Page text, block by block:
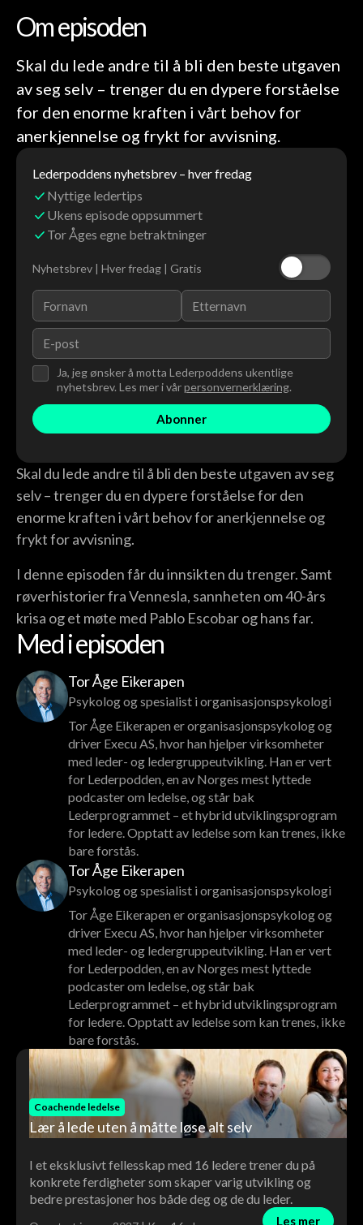
Om episoden
Skal du lede andre til å bli den beste utgaven
av seg selv – trenger du en dypere forståelse
for den enorme kraften i vårt behov for
anerkjennelse og frykt for avvisning.
Lederpoddens nyhetsbrev – hver fredag
Nyttige ledertips
Ukens episode oppsummert
Tor Åges egne betraktninger
Nyhetsbrev | Hver fredag | Gratis
Ja, jeg ønsker å motta Lederpoddens ukentlige
nyhetsbrev. Les mer i vårpersonvernerklæring.
Skal du lede andre til å bli den beste utgaven av seg
selv – trenger du en dypere forståelse for den
enorme kraften i vårt behov for anerkjennelse og
frykt for avvisning.
I denne episoden får du innsikten du trenger. Samt
røverhistorier fra Vennesla, sannheten om 40-års
krisa og et møte med Pablo Escobar og hans far.
Med i episoden
Tor Åge Eikerapen
Psykolog og spesialist i organisasjonspsykologi
Tor Åge Eikerapen er organisasjonspsykolog og
driver Execu AS, hvor han hjelper virksomheter
med leder- og ledergruppeutvikling. Han er vert
for Lederpodden, en av Norges mest lyttede
podcaster om ledelse, og står bak
Lederprogrammet – et hybrid utviklingsprogram
for ledere. Opptatt av ledelse som kan trenes, ikke
bare forstås.
Tor Åge Eikerapen
Psykolog og spesialist i organisasjonspsykologi
Tor Åge Eikerapen er organisasjonspsykolog og
driver Execu AS, hvor han hjelper virksomheter
med leder- og ledergruppeutvikling. Han er vert
for Lederpodden, en av Norges mest lyttede
podcaster om ledelse, og står bak
Lederprogrammet – et hybrid utviklingsprogram
for ledere. Opptatt av ledelse som kan trenes, ikke
bare forstås.
Coachende ledelse
Lær å lede uten å måtte løse alt selv
I et eksklusivt fellesskap med 16 ledere trener du på
konkrete ferdigheter som skaper varig utvikling og
bedre prestasjoner hos både deg og de du leder.
Les mer